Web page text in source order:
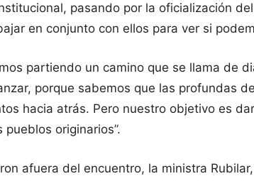
pasando por la oficialización
en conjunto con ellos para ver si
partiendo un camino que se llama de
porque sabemos que las profundas
hacia atrás. Pero nuestro objetivo es
originarios”.
afuera del encuentro, la ministra